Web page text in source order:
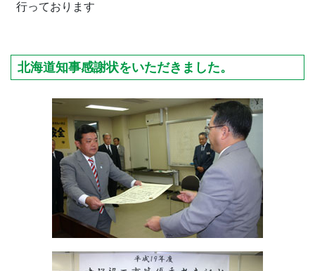
行っております
北海道知事感謝状をいただきました。